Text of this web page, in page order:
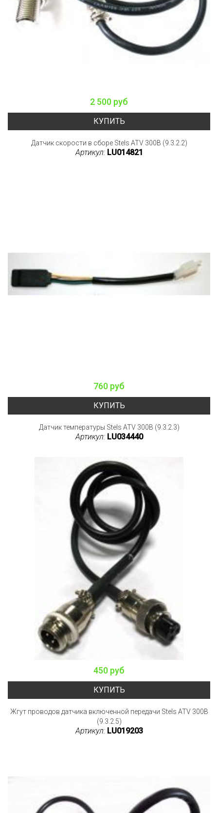
2 500 руб
КУПИТЬ
Датчик скорости в сборе Stels ATV 300B (9.3.2.2)
Артикул: LU014821
760 руб
КУПИТЬ
Датчик температуры Stels ATV 300B (9.3.2.3)
Артикул: LU034440
450 руб
КУПИТЬ
Жгут проводов датчика включенной передачи Stels ATV 300B
(9.3.2.5)
Артикул: LU019203